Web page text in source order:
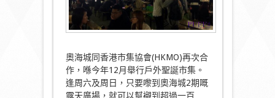
奧海城同香港市集協會(HKMO)再次合
作，喺今年12月舉行戶外聖誕市集。
逢周六及周日，只要嚟到奧海城2期嘅
露天廣場，就可以幫襯到超過一百